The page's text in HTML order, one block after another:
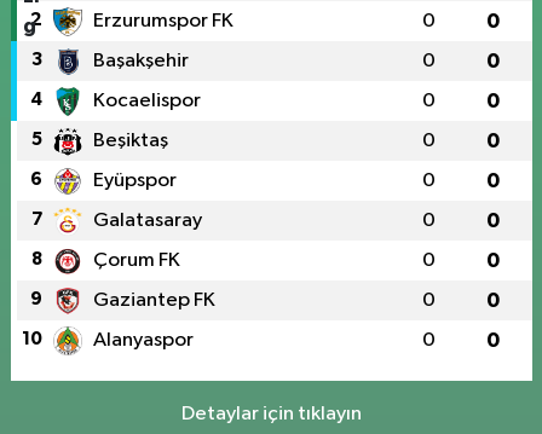
2 Erzurumspor FK 0 0
3 Başakşehir 0 0
4 Kocaelispor 0 0
5 Beşiktaş 0 0
6 Eyüpspor 0 0
7 Galatasaray 0 0
8 Çorum FK 0 0
9 Gaziantep FK 0 0
10 Alanyaspor 0 0
Detaylar için tıklayın